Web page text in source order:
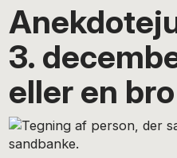
3.
eller en bro